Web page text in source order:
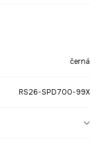
černá
RS26-SPD700-99X